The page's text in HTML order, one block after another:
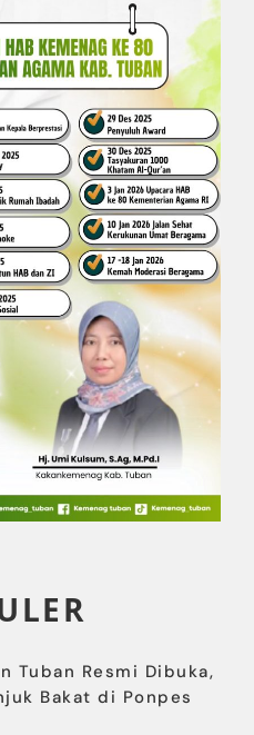
Tuban Resmi Dibuka,
Bakat di Ponpes